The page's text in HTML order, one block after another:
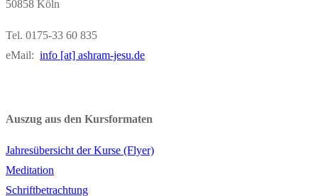
50858 Köln
Tel. 0175-33 60 835
eMail: info [at] ashram-jesu.de
Auszug aus den Kursformaten
Jahresübersicht der Kurse (Flyer)
Meditation
Schriftbetrachtung